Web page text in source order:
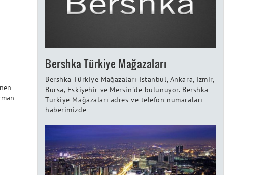
Bershka Türkiye Mağazaları
Bershka Türkiye Mağazaları İstanbul, Ankara, İzmir,
Bursa, Eskişehir ve Mersin'de bulunuyor. Bershka
Türkiye Mağazaları adres ve telefon numaraları
haberimizde